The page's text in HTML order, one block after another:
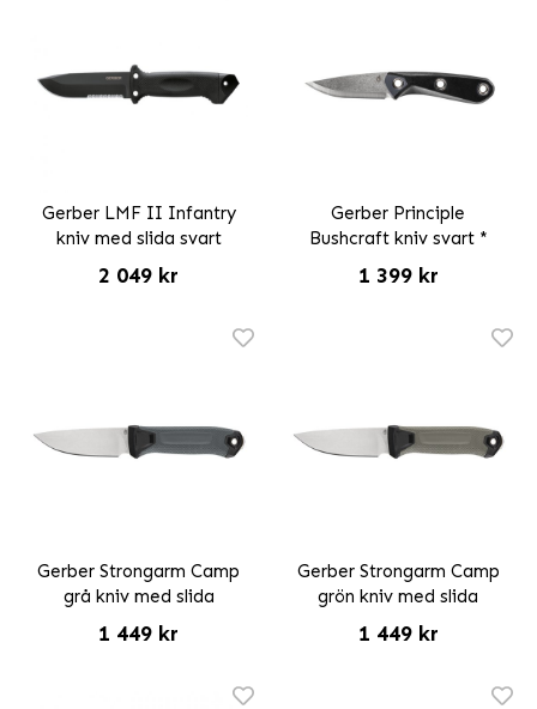
Gerber LMF II Infantry
kniv med slida svart
2 049 kr
Gerber Principle
Bushcraft kniv svart *
1 399 kr
Gerber Strongarm Camp
grå kniv med slida
1 449 kr
Gerber Strongarm Camp
grön kniv med slida
1 449 kr